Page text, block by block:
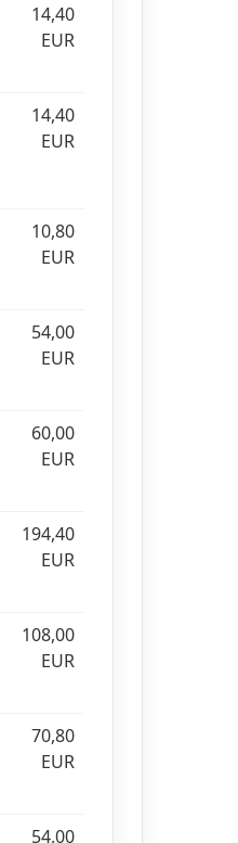
14,40
EUR
14,40
EUR
10,80
EUR
54,00
EUR
60,00
EUR
194,40
EUR
108,00
EUR
70,80
EUR
54,00